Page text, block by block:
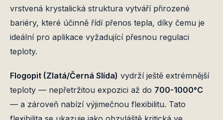
vrstvená krystalická struktura vytváří přirozené
bariéry, které účinně řídí přenos tepla, díky čemu je
ideální pro aplikace vyžadující přesnou regulaci
teploty.
Flogopit (Zlatá/Černá Slída) vydrží ještě extrémnější
teploty — nepřetržitou expozici až do 700-1000°C
— a zároveň nabízí výjimečnou flexibilitu. Tato